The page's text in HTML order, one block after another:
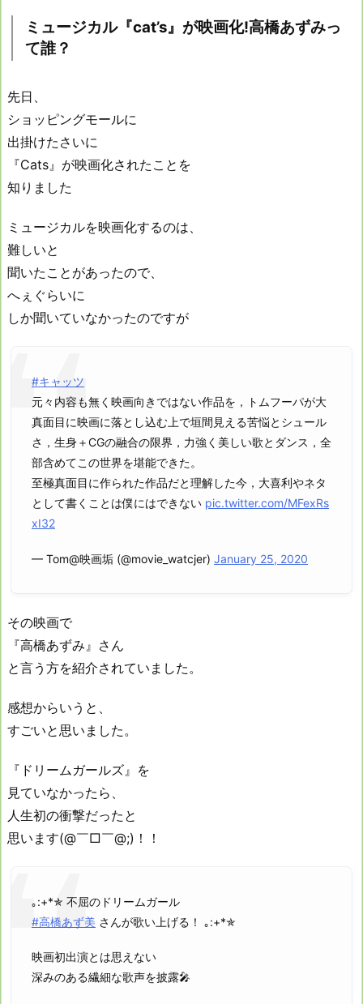
ミュージカル『cat’s』が映画化!高橋あずみっ
て誰？
先日、
ショッピングモールに
出掛けたさいに
『Cats』が映画化されたことを
知りました
ミュージカルを映画化するのは、
難しいと
聞いたことがあったので、
へぇぐらいに
しか聞いていなかったのですが
#キャッツ
元々内容も無く映画向きではない作品を，トムフーパが大
真面目に映画に落とし込む上で垣間見える苦悩とシュール
さ，生身＋CGの融合の限界，力強く美しい歌とダンス，全
部含めてこの世界を堪能できた。
至極真面目に作られた作品だと理解した今，大喜利やネタ
として書くことは僕にはできない pic.twitter.com/MFexRs
xI32
— Tom@映画垢 (@movie_watcjer) January 25, 2020
その映画で
『高橋あずみ』さん
と言う方を紹介されていました。
感想からいうと、
すごいと思いました。
『ドリームガールズ』を
見ていなかったら、
人生初の衝撃だったと
思います(@￣□￣@;)！！
｡:+*✯ 不屈のドリームガール
#高橋あず美 さんが歌い上げる！ ｡:+*✯
映画初出演とは思えない
深みのある繊細な歌声を披露🎤